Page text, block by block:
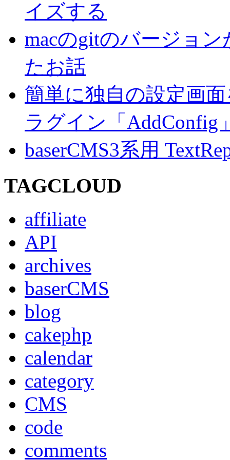
イズする
macのgitのバージョ
たお話
簡単に独自の設定画
ラグイン「AddConfig
baserCMS3系用
TAGCLOUD
affiliate
API
archives
baserCMS
blog
cakephp
calendar
category
CMS
code
comments